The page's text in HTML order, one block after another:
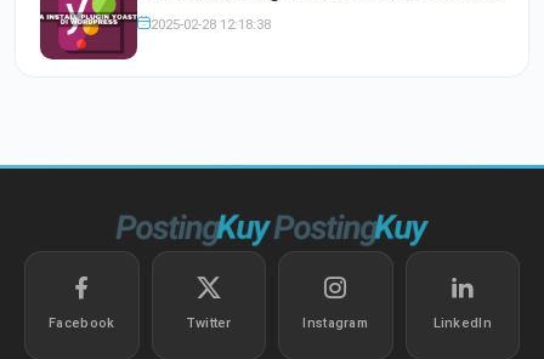
2025-02-28 12:18:38
Facebook Twitter Instagram LinkedIn